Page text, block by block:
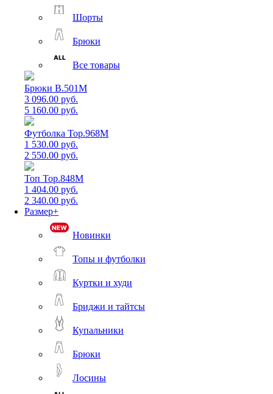
Шорты
Брюки
Все товары
Брюки B.501M
3 096.00 руб.
5 160.00 руб.
Футболка Top.968M
1 530.00 руб.
2 550.00 руб.
Топ Top.848M
1 404.00 руб.
2 340.00 руб.
Размер+
Новинки
Топы и футболки
Куртки и худи
Бриджи и тайтсы
Купальники
Брюки
Лосины